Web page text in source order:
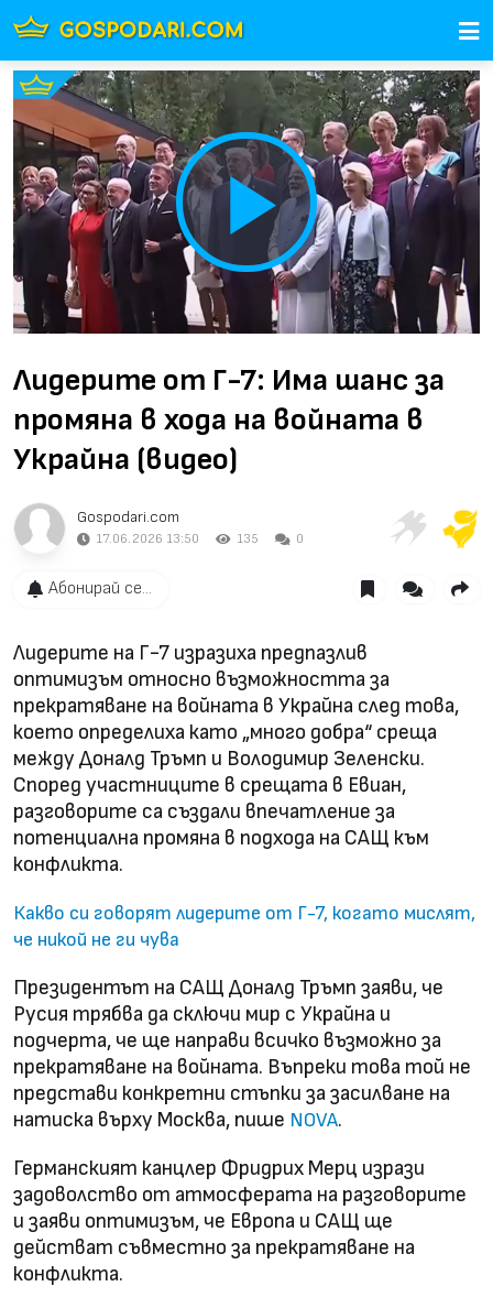
Play
Video
Лидерите от Г-7: Има шанс за
промяна в хода на войната в
Украйна (видео)
Gospodari.com
17.06.2026 13:50 135 0
Абонирай се...
Лидерите на Г-7 изразиха предпазлив
оптимизъм относно възможността за
прекратяване на войната в Украйна след това,
което определиха като „много добра“ среща
между Доналд Тръмп и Володимир Зеленски.
Според участниците в срещата в Евиан,
разговорите са създали впечатление за
потенциална промяна в подхода на САЩ към
конфликта.
Какво си говорят лидерите от Г-7, когато мислят,
че никой не ги чува
Президентът на САЩ Доналд Тръмп заяви, че
Русия трябва да сключи мир с Украйна и
подчерта, че ще направи всичко възможно за
прекратяване на войната. Въпреки това той не
представи конкретни стъпки за засилване на
натиска върху Москва, пише NOVA.
Германският канцлер Фридрих Мерц изрази
задоволство от атмосферата на разговорите
и заяви оптимизъм, че Европа и САЩ ще
действат съвместно за прекратяване на
конфликта.